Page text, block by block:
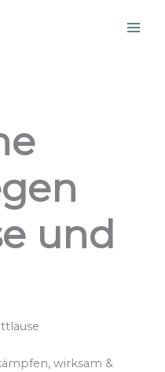
und
wirksam &